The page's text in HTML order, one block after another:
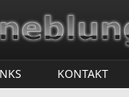
KONTAKT